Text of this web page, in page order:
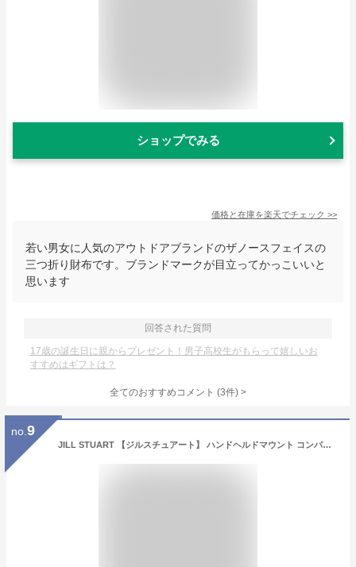
ショップでみる
価格と在庫を楽天でチェック >>
若い男女に人気のアウトドアブランドのザノースフェイスの
三つ折り財布です。ブランドマークが目立ってかっこいいと
思います
回答された質問
17歳の誕生日に親からプレゼント！男子高校生がもらって嬉しいお
すすめはギフトは？
全てのおすすめコメント (3件) >
no. 9
JILL STUART 【ジルスチュアート】 ハンドヘルドマウント コンパクトミラーII